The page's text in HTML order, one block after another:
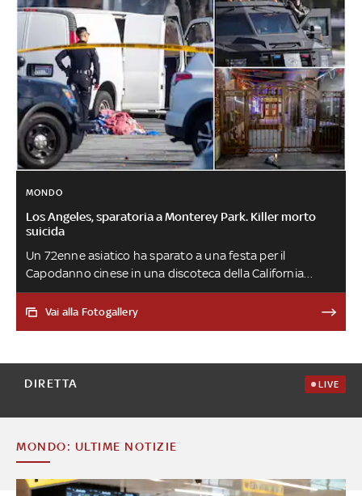
MONDO
Los Angeles, sparatoria a Monterey Park. Killer morto
suicida
Un 72enne asiatico ha sparato a una festa per il
Capodanno cinese in una discoteca della California
uccidendo 5 uomini e 5 donne tra i 50 e i 60 anni. Altri
dieci i feriti. Braccato dalla polizia, l'uomo si è poi
Vai alla Fotogallery
DIRETTA LIVE
MONDO: ULTIME NOTIZIE